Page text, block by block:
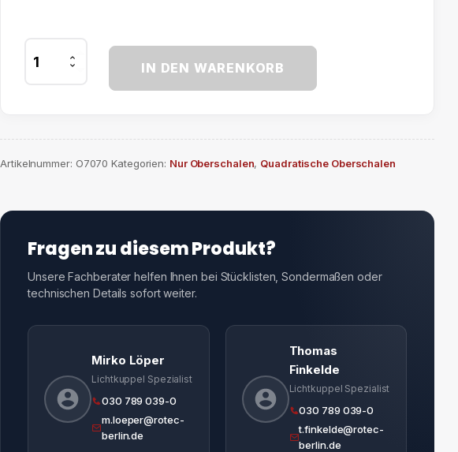
Oberschale
Menge
IN DEN WARENKORB
Artikelnummer: O7070 Kategorien: Nur Oberschalen, Quadratische Oberschalen
Fragen zu diesem Produkt?
Unsere Fachberater helfen Ihnen bei Stücklisten, Sondermaßen oder
technischen Details sofort weiter.
Mirko Löper
Lichtkuppel Spezialist
030 789 039-0
m.loeper@rotec-
berlin.de
Thomas
Finkelde
Lichtkuppel Spezialist
030 789 039-0
t.finkelde@rotec-
berlin.de